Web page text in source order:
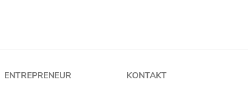
ENTREPRENEUR
KONTAKT